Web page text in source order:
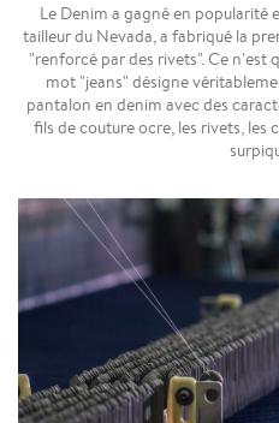
Le Denim a gagné en popularité
tailleur du Nevada, a fabriqué la
"renforcé par des rivets". Ce n'est
mot "jeans" désigne
pantalon en denim avec des
fils de couture ocre, les rivets, les